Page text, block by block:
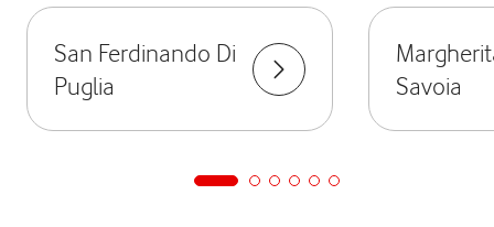
San Ferdinando Di
Puglia
Savoia